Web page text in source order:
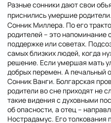
Разные сонники дают свои
приснились умершие родители.
Сонник Миллера. По его
родителей – это напоминание
поддержке или советах.
самых близких людей, когда
решение. Если умершая мать
добрых перемен. А печальный
Сонник Ванги. Болгарская
родители во сне приходят не
такие видения с духовными
об опасности, а отец –
Нострадамус. Его толкования